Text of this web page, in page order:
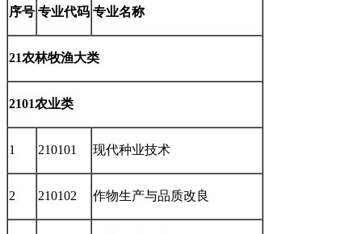
序号 专业代码 专业名称
21农林牧渔大类
2101农业类
1 210101 现代种业技术
2 210102 作物生产与品质改良